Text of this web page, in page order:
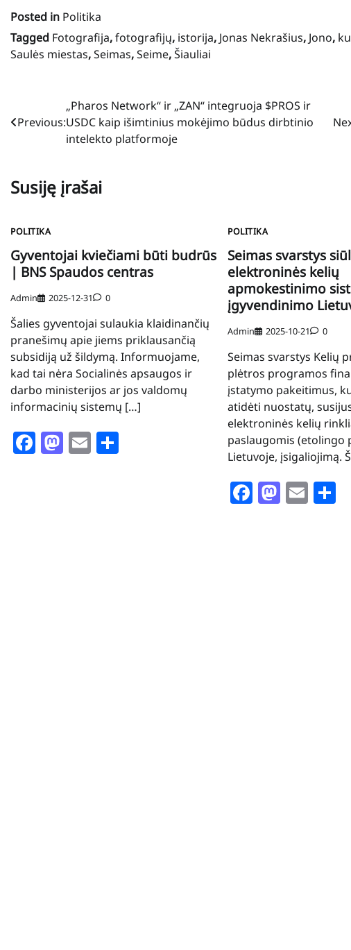
Posted in Politika
Tagged Fotografija,fotografijų, istorija, Jonas Nekrašius, Jono,
Saulės miestas,Seimas,Seime,Šiauliai
Navigacija
tarp
Previous:
„Pharos Network“ ir „ZAN“ integruoja $PROS ir
USDC kaip išimtinius mokėjimo būdus dirbtinio
intelekto platformoje
Susiję įrašai
POLITIKA
Gyventojai kviečiami būti budrūs
| BNS Spaudos centras
Admin 2025-12-31 0
Šalies gyventojai sulaukia klaidinančių
pranešimų apie jiems priklausančią
subsidiją už šildymą. Informuojame,
kad tai nėra Socialinės apsaugos ir
darbo ministerijos ar jos valdomų
informacinių sistemų […]
Facebook
Mastodon
Email
POLITIKA
Seimas svarstys
elektroninės kelių
apmokestinimo
įgyvendinimo
Admin 2025-10-21 0
Seimas svarstys Kelių
plėtros programos
įstatymo pakeitimus,
atidėti nuostatų,
elektroninės kelių
paslaugomis (etolingo
Lietuvoje, įsigaliojimą.
Facebook
Email